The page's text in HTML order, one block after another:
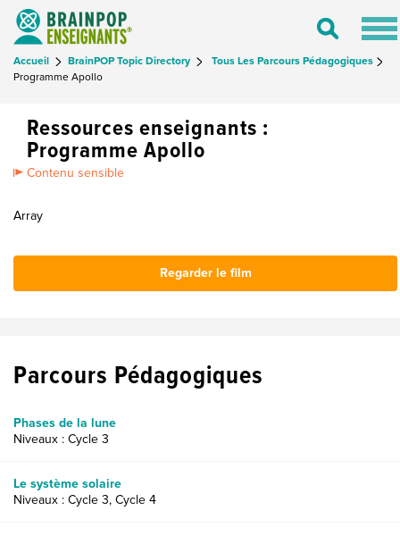
Toggle
Accueil BrainPOP Topic Directory
Tous Les Parcours Pédagogiques
Programme Apollo
Ressources enseignants :
Programme Apollo
Contenu sensible
Array
Regarder le film
Parcours Pédagogiques
Phases de la lune
Niveaux : Cycle 3
Le système solaire
Niveaux : Cycle 3, Cycle 4